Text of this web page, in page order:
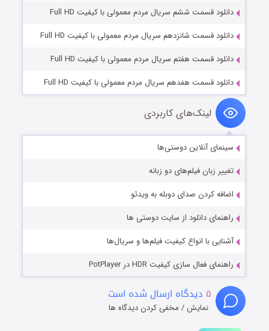
دانلود قسمت ششم سریال مردم معمولی با کیفیت Full HD
دانلود قسمت شانزدهم سریال مردم معمولی با کیفیت Full HD
دانلود قسمت هفتم سریال مردم معمولی با کیفیت Full HD
دانلود قسمت هفدهم سریال مردم معمولی با کیفیت Full HD
لینک‌های کاربردی
سینمای آنلاین دوستی‌ها
تغییر زبان فیلم‌های دو زبانه
اضافه کردن صدای دوبله به ویدئو
راهنمای دانلود از سایت دوستی ها
آشنایی با انواع کیفیت فیلم‌ها و سریال‌ها
راهنمای فعال سازی کیفیت HDR در PotPlayer
۵ دیدگاه ارسال شده است
نمایش / مخفی کردن دیدگاه ها